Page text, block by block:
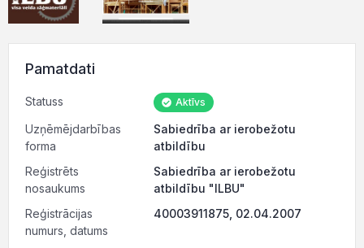
Pamatdati
Statuss Aktīvs
Uzņēmējdarbības
forma
Sabiedrība ar ierobežotu
atbildību
Reģistrēts
nosaukums
Sabiedrība ar ierobežotu
atbildību "ILBU"
Reģistrācijas
numurs, datums
40003911875, 02.04.2007